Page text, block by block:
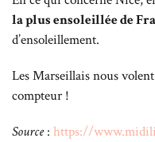
la plus ensoleillée de
d’ensoleillement.
Les Marseillais nous
compteur !
Source : https://